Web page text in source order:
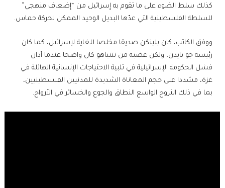
كذلك سلط الضوء على ما تقوم به إسرائيل من “إضعاف منهجي”
للسلطة الفلسطينية التي عدّها البديل الوحيد الممكن لحركة حماس.
ووفق الكاتب، كان بلينكن صديقا مخلصا للغاية لإسرائيل، كما كان
رئيسه جو بايدن، ولكن غضبه من نتنياهو كان واضحا عندما أدان
فشل الحكومة الإسرائيلية في تلبية الاحتياجات الإنسانية الهائلة في
غزة، مشددا على حجم المعاناة الشديدة للمدنيين الفلسطينيين،
بما في ذلك النزوح الواسع النطاق والجوع والخسائر في الأرواح.